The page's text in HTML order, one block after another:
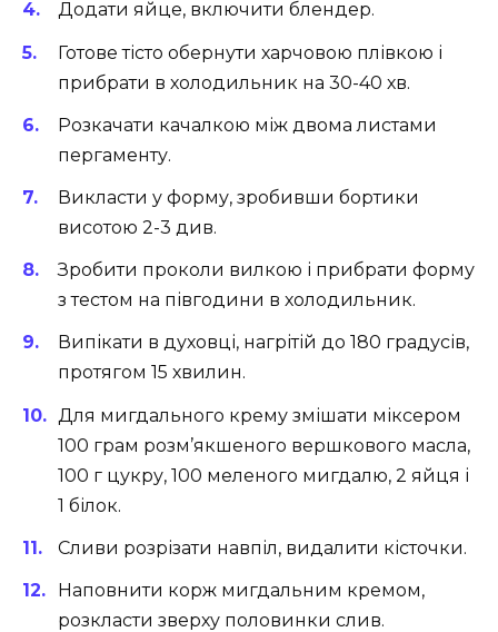
Додати яйце, включити блендер.
Готове тісто обернути харчовою плівкою і
прибрати в холодильник на 30-40 хв.
Розкачати качалкою між двома листами
пергаменту.
Викласти у форму, зробивши бортики
висотою 2-3 див.
Зробити проколи вилкою і прибрати форму
з тестом на півгодини в холодильник.
Випікати в духовці, нагрітій до 180 градусів,
протягом 15 хвилин.
Для мигдального крему змішати міксером
100 грам розм’якшеного вершкового масла,
100 г цукру, 100 меленого мигдалю, 2 яйця і
1 білок.
Сливи розрізати навпіл, видалити кісточки.
Наповнити корж мигдальним кремом,
розкласти зверху половинки слив.